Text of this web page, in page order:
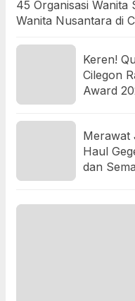
45 Organisasi Wanita
Wanita Nusantara di
Keren!
Cilegon
Award
Merawat
Haul
dan